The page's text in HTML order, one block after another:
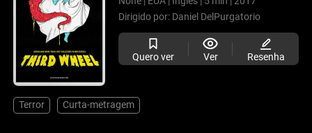
Dirigido por: Daniel DelPurgatorio
Quero ver Ver Resenha
Terror Curta-metragem